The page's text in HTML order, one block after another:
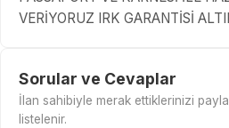
VERİYORUZ IRK GARANTİSİ
Sorular ve Cevaplar
İlan sahibiyle merak ettiklerinizi
listelenir.